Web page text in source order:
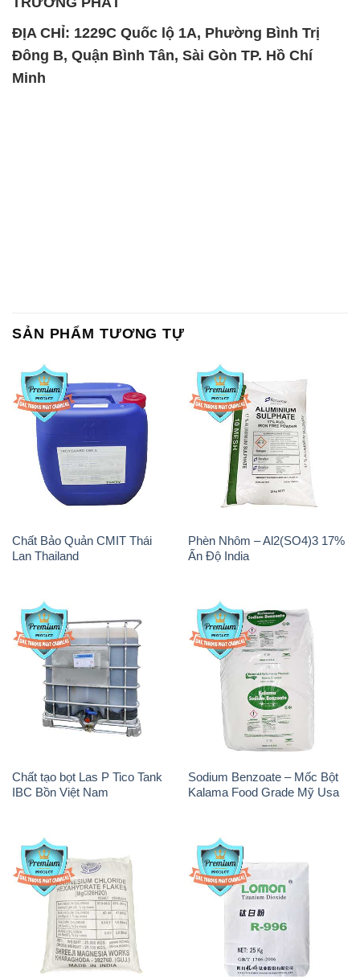
ĐỊA CHỈ: 1229C Quốc lộ 1A, Phường Bình Trị
Đông B, Quận Bình Tân, Sài Gòn TP. Hồ Chí
Minh
SẢN PHẨM TƯƠNG TỰ
Chất Bảo Quản CMIT Thái
Lan Thailand
Phèn Nhôm – Al2(SO4)3 17%
Ấn Độ India
Chất tạo bọt Las P Tico Tank
IBC Bồn Việt Nam
Sodium Benzoate – Mốc Bột
Kalama Food Grade Mỹ Usa